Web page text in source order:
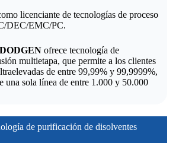
licenciante de tecnologías de proceso
DEC/EMC/PC.
DODGEN ofrece tecnología de
multietapa, que permite a los clientes
de entre 99,99% y 99,9999%,
una sola línea de entre 1.000 y 50.000
de purificación de disolventes